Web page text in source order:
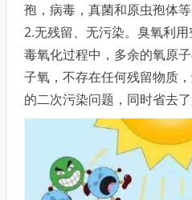
孢，病毒，真菌和原虫孢体等
2.无残留、无污染。臭氧利
毒氧化过程中，多余的氧原
子氧，不存在任何残留物质
的二次污染问题，同时省去